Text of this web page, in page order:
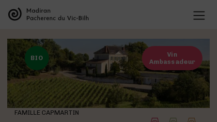
LES APPELLATIONS
L’organisation des appellations
L’histoire des appellations
Recherche et développement
Présentation des cépages
Présentation du terroir
LES VINS
Les vins de Madiran
Les vins de Pacherenc du Vic-Bilh
Les vins Bleu Tannat
Dégustation
Les accords mets & vins
CULTURE VIGNERONNE
Le savoir vivre des vignerons
TOURISME VIGNERONS
La Maison des Vins
BLOG
Vin
Ambassadeur
BIO
FAMILLE CAPMARTIN